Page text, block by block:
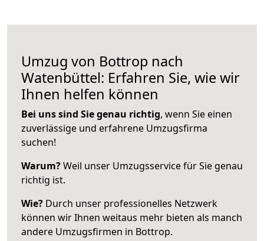
Umzug von Bottrop nach
Watenbüttel: Erfahren Sie, wie wir
Ihnen helfen können
Bei uns sind Sie genau richtig, wenn Sie einen
zuverlässige und erfahrene Umzugsfirma
suchen!
Warum?Weil unser Umzugsservice für Sie genau
richtig ist.
Wie? Durch unser professionelles Netzwerk
können wir Ihnen weitaus mehr bieten als manch
andere Umzugsfirmen in Bottrop.